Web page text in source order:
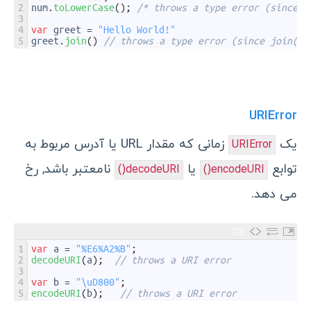
2
3
4
5
num. toLowerCase( ) ;
/* throws a type error (since
var greet =
"Hello World!"
greet . join( ) // throws a type error (since join()
URIError
یک URIError
زمانی که مقدار URL یا آدرس مربوط به
توابع encodeURI() یا decodeURI()
نامعتبر باشد, رخ
می دهد.
1
2
3
4
5
var a = "%E6%A2%B" ;
decodeURI(a) ;
// throws a URI error
var
b = "\uD800" ;
encodeURI(b) ; // throws a URI error